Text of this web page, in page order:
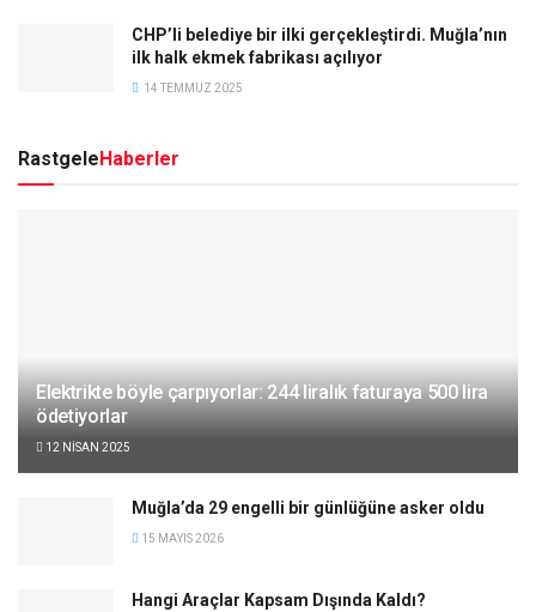
CHP’li belediye bir ilki gerçekleştirdi. Muğla’nın
ilk halk ekmek fabrikası açılıyor
14 TEMMUZ 2025
RastgeleHaberler
Elektrikte böyle çarpıyorlar: 244 liralık faturaya 500 lira
ödetiyorlar
12 NISAN 2025
Muğla’da 29 engelli bir günlüğüne asker oldu
15 MAYIS 2026
Hangi Araçlar Kapsam Dışında Kaldı?